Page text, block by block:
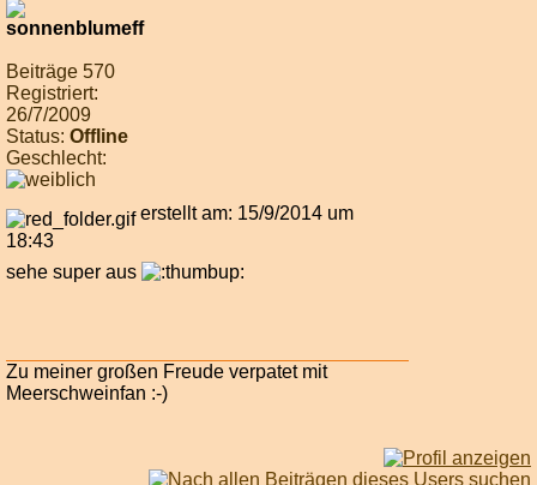
Beiträge 570
Registriert:
26/7/2009
Status: Offline
Geschlecht:
erstellt am: 15/9/2014 um
18:43
sehe super aus
Zu meiner großen Freude verpatet mit
Meerschweinfan :-)